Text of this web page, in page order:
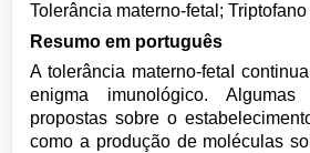
Tolerância materno-fetal; Triptofano
Resumo em português
A tolerância materno-fetaI
enigma imunológico.
propostas sobre o
como a produção de moléculas